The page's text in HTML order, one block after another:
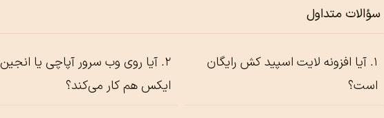
سؤالات متداول
آیا افزونه لایت اسپید کش رایگان
است؟
آیا روی وب سرور آپاچی یا انجین
ایکس هم کار می‌کند؟